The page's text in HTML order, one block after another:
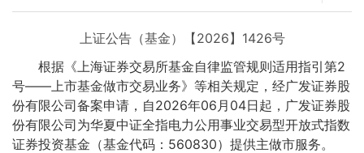
上证公告（基金）【2026】1426号
根据《上海证券交易所基金自律监管规则适用指引第2
号——上市基金做市交易业务》等相关规定，经广发证券股
份有限公司备案申请，自2026年06月04日起，广发证券股
份有限公司为华夏中证全指电力公用事业交易型开放式指数
证券投资基金（基金代码：560830）提供主做市服务。